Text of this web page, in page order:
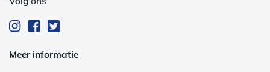
Meer informatie